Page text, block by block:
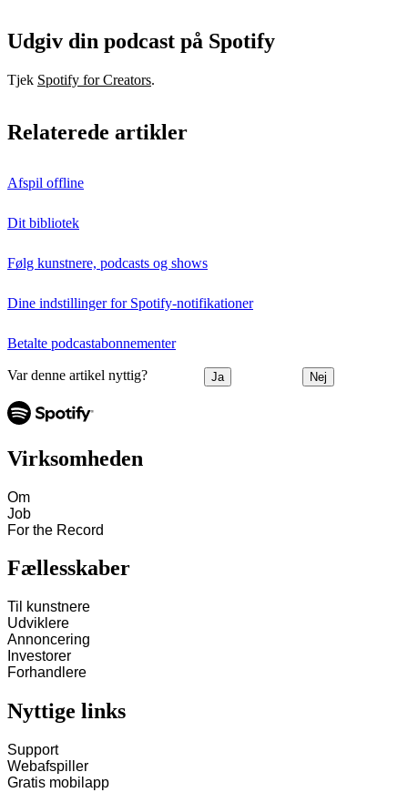
Udgiv din podcast på Spotify
Tjek Spotify for Creators.
Relaterede artikler
Afspil offline
Dit bibliotek
Følg kunstnere, podcasts og shows
Dine indstillinger for Spotify-notifikationer
Betalte podcastabonnementer
Var denne artikel nyttig? Ja Nej
Virksomheden
Om
Job
For the Record
Fællesskaber
Til kunstnere
Udviklere
Annoncering
Investorer
Forhandlere
Nyttige links
Support
Webafspiller
Gratis mobilapp